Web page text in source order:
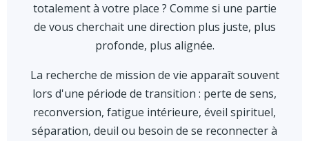
totalement à votre place ? Comme si une partie
de vous cherchait une direction plus juste, plus
profonde, plus alignée.
La recherche de mission de vie apparaît souvent
lors d'une période de transition : perte de sens,
reconversion, fatigue intérieure, éveil spirituel,
séparation, deuil ou besoin de se reconnecter à